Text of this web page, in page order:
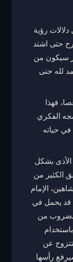
رؤية
حتى اشتد
سيكون من
لله حتى
فهذا
الفكري
حياته
بشكل
الكثير من
الإمام
قد يحمل في
من
عن
رأسها